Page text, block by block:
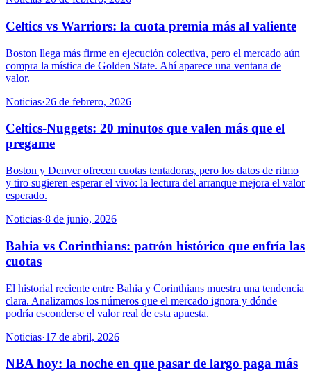
Celtics vs Warriors: la cuota premia más al valiente
Boston llega más firme en ejecución colectiva, pero el mercado aún
compra la mística de Golden State. Ahí aparece una ventana de
valor.
Noticias·26 de febrero, 2026
Celtics-Nuggets: 20 minutos que valen más que el
pregame
Boston y Denver ofrecen cuotas tentadoras, pero los datos de ritmo
y tiro sugieren esperar el vivo: la lectura del arranque mejora el valor
esperado.
Noticias·8 de junio, 2026
Bahia vs Corinthians: patrón histórico que enfría las
cuotas
El historial reciente entre Bahia y Corinthians muestra una tendencia
clara. Analizamos los números que el mercado ignora y dónde
podría esconderse el valor real de esta apuesta.
Noticias·17 de abril, 2026
NBA hoy: la noche en que pasar de largo paga más